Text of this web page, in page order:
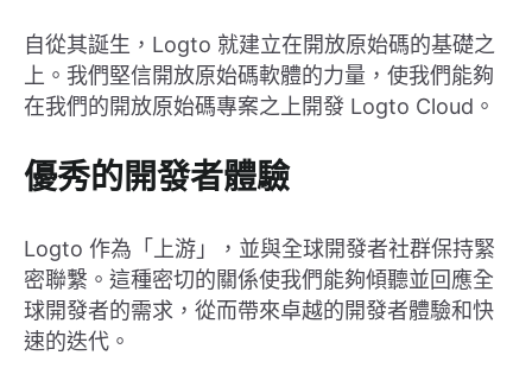
自從其誕生，Logto 就建立在開放原始碼的基礎之
上。我們堅信開放原始碼軟體的力量，使我們能夠
在我們的開放原始碼專案之上開發 Logto Cloud。
優秀的開發者體驗
Logto 作為「上游」，並與全球開發者社群保持緊
密聯繫。這種密切的關係使我們能夠傾聽並回應全
球開發者的需求，從而帶來卓越的開發者體驗和快
速的迭代。